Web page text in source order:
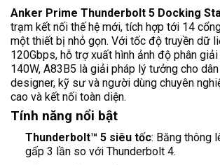
Anker Prime Thunderbolt 5 Docking
trạm kết nối thế hệ mới, tích hợp tới 14
một thiết bị nhỏ gọn. Với tốc độ truyền dữ
120Gbps, hỗ trợ xuất hình ảnh độ phân
140W, A83B5 là giải pháp lý tưởng cho
designer, kỹ sư và người dùng chuyên
cao và kết nối toàn diện.
Tính năng nổi bật
Thunderbolt™ 5 siêu tốc: Băng thông
gấp 3 lần so với Thunderbolt 4.